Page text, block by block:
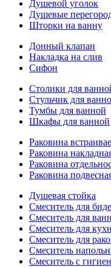
Душевой уголок
Душевые
Шторки на ванну
Донный клапан
Накладка на слив
Сифон
Столики для
Стульчик для
Тумбы для ванной
Шкафы для ванной
Раковина
Раковина
Раковина
Раковина
Душевая стойка
Смеситель для биде
Смеситель для
Смеситель для
Смеситель для
Смеситель
Смеситель с